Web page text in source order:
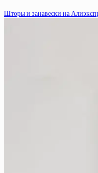
Шторы и занавески на